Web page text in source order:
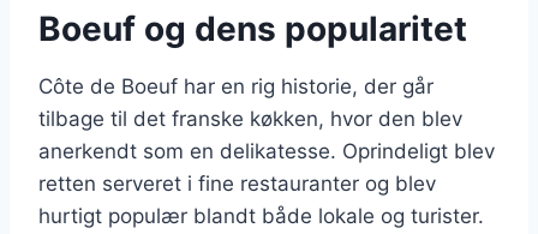
Boeuf og dens popularitet
Côte de Boeuf har en rig historie, der går
tilbage til det franske køkken, hvor den blev
anerkendt som en delikatesse. Oprindeligt blev
retten serveret i fine restauranter og blev
hurtigt populær blandt både lokale og turister.